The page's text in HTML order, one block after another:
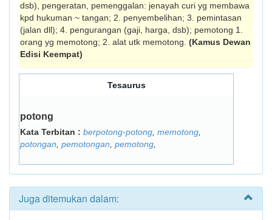
dsb), penge­ratan, pemenggalan: jenayah curi yg membawa
kpd hukuman ~ tangan; 2. penyembelihan; 3. pemintasan
(jalan dll); 4. pengurangan (gaji, harga, dsb); pemotong 1.
orang yg memotong; 2. alat utk memotong. (Kamus Dewan
Edisi Keempat)
Tesaurus
potong
Kata Terbitan : berpotong-potong memotong
potongan pemotongan pemotong
Juga ditemukan dalam: